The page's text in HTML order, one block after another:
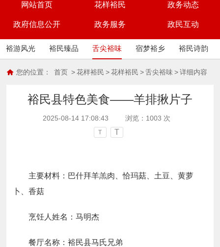
网站首页 花样裕民 政务动态
政府信息公开 政务服务 政民互动
裕游风光 裕民臻品 舌尖裕味 宿梦裕乡 裕民诗韵
您的位置： 首页 > 花样裕民 > 花样裕民 > 舌尖裕味 > 详细内容
裕民县特色美食——羊排揪片子
2025-08-14 17:08:43 浏览： 1003 次
T T
主要材料： 巴什拜羊羔肉、恰玛菇、土豆、黄萝
卜、香菇
烹饪人姓名：马明杰
餐厅名称：裕民县马氏兄弟